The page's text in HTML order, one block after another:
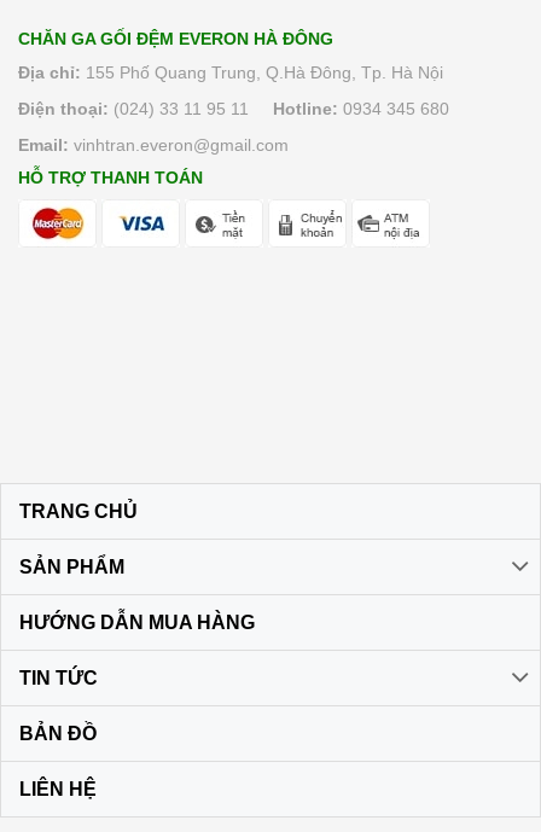
CHĂN GA GỐI ĐỆM EVERON HÀ ĐÔNG
Địa chỉ: 155 Phố Quang Trung, Q.Hà Đông, Tp. Hà Nội
Điện thoại: (024) 33 11 95 11 Hotline: 0934 345 680
Email: vinhtran.everon@gmail.com
HỖ TRỢ THANH TOÁN
TRANG CHỦ
SẢN PHẨM
HƯỚNG DẪN MUA HÀNG
TIN TỨC
BẢN ĐỒ
LIÊN HỆ